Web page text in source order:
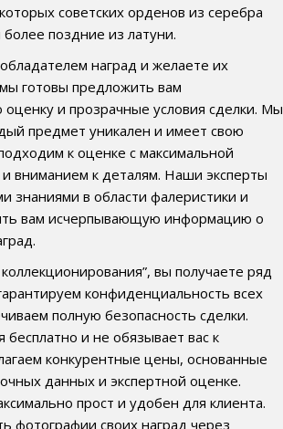
советских орденов из серебра
поздние из латуни.
наград и желаете их
готовы предложить вам
и прозрачные условия сделки. Мы
предмет уникален и имеет свою
к оценке с максимальной
вниманием к деталям. Наши эксперты
знаниями в области фалеристики и
вам исчерпывающую информацию о
вы получаете ряд
конфиденциальность всех
полную безопасность сделки.
и не обязывает вас к
конкурентные цены, основанные
данных и экспертной оценке.
прост и удобен для клиента.
фотографии своих наград через